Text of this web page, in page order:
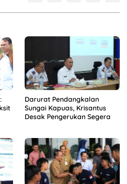
Darurat Pendangkalan
Sungai Kapuas, Krisantus
Desak Pengerukan Segera